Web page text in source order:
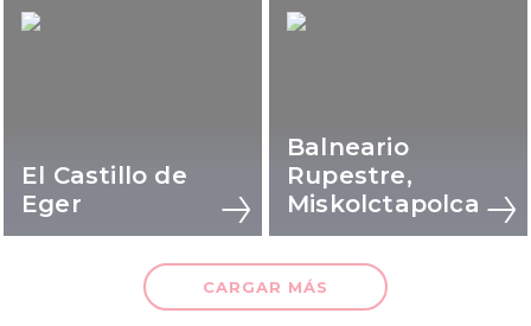
El Castillo de
Eger
Balneario
Rupestre,
Miskolctapolca
CARGAR MÁS